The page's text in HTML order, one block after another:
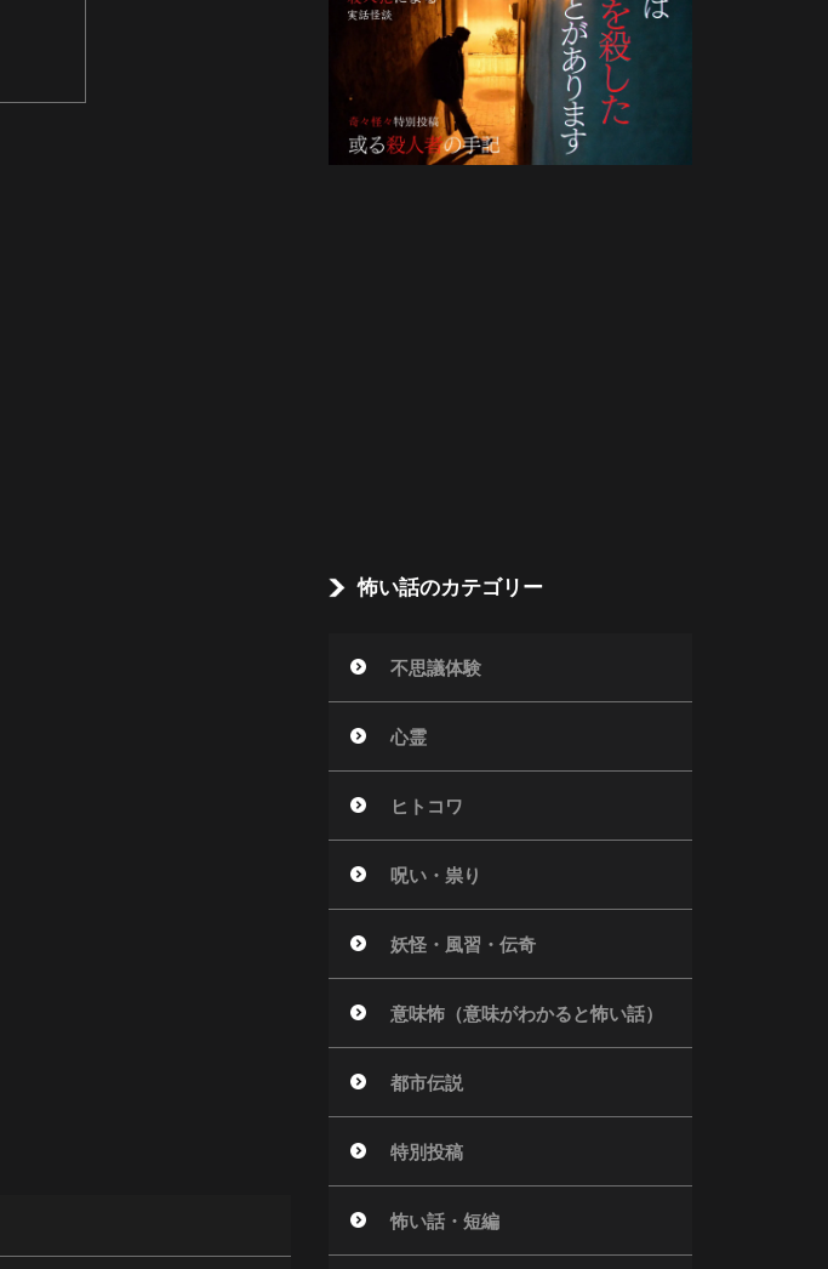
怖い話のカテゴリー
不思議体験
心霊
ヒトコワ
呪い・祟り
妖怪・風習・伝奇
意味怖（意味がわかると怖い話）
都市伝説
特別投稿
怖い話・短編